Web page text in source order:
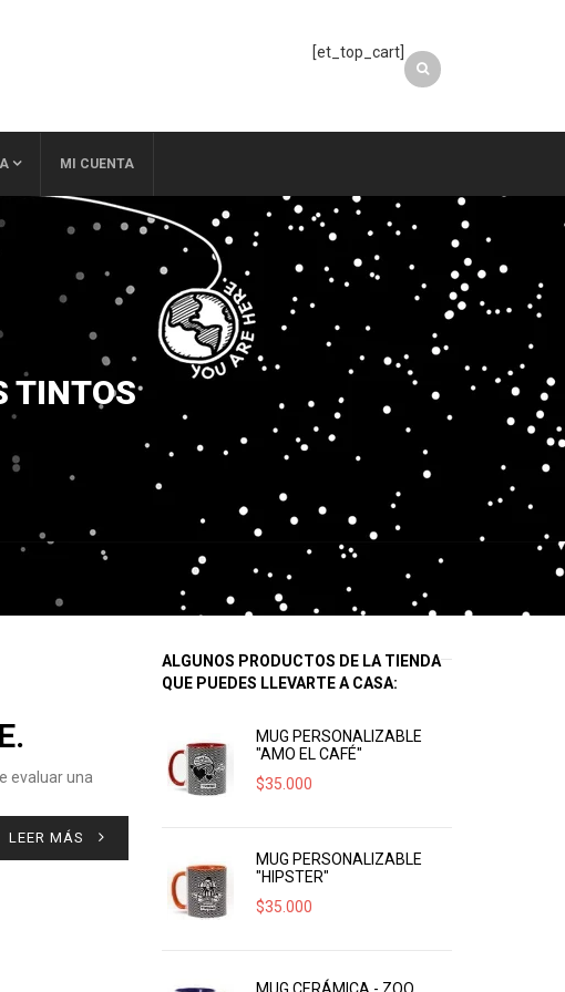
[et_top_cart]
MI CUENTA
TINTOS
evaluar una
LEER MÁS
ALGUNOS PRODUCTOS DE LA TIENDA
QUE PUEDES LLEVARTE A CASA:
MUG PERSONALIZABLE
"AMO EL CAFÉ"
$35.000
MUG PERSONALIZABLE
"HIPSTER"
$35.000